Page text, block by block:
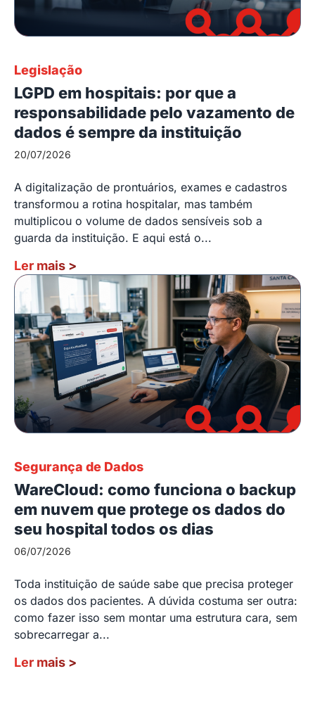
Legislação
LGPD em hospitais: por que a
responsabilidade pelo vazamento de
dados é sempre da instituição
20/07/2026
A digitalização de prontuários, exames e cadastros
transformou a rotina hospitalar, mas também
multiplicou o volume de dados sensíveis sob a
guarda da instituição. E aqui está o...
Ler mais >
Segurança de Dados
WareCloud: como funciona o backup
em nuvem que protege os dados do
seu hospital todos os dias
06/07/2026
Toda instituição de saúde sabe que precisa proteger
os dados dos pacientes. A dúvida costuma ser outra:
como fazer isso sem montar uma estrutura cara, sem
sobrecarregar a...
Ler mais >